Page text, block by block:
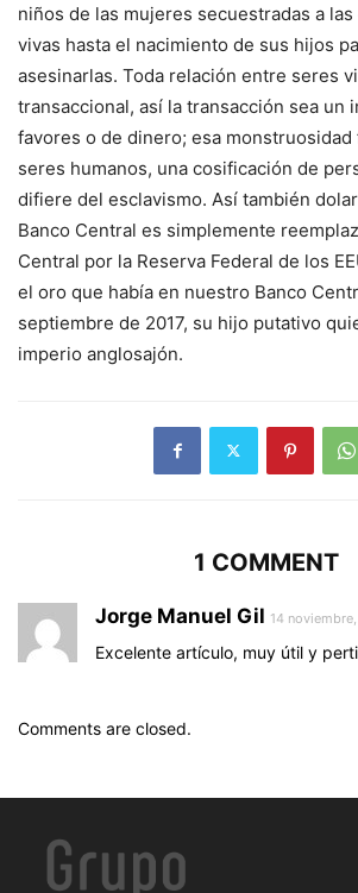
niños de las mujeres secuestradas a
vivas hasta el nacimiento de sus hijos
asesinarlas. Toda relación entre seres
transaccional, así la transacción sea un
favores o de dinero; esa
seres humanos, una cosificación de
difiere del esclavismo. Así también
Banco Central es simplemente
Central por la Reserva Federal de los
el oro que había en nuestro Banco
septiembre de 2017, su hijo putativo
imperio anglosajón.
1 COMMENT
Jorge Manuel Gil 14
Excelente artículo, muy útil y
Comments are closed.